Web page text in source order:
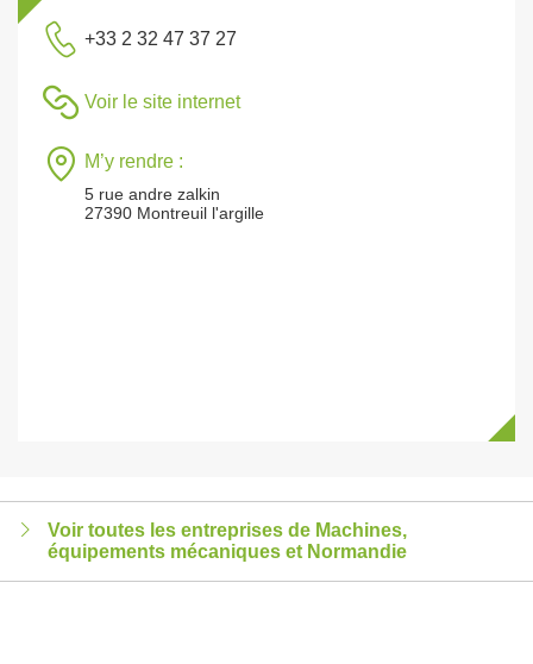
+33 2 32 47 37 27
Voir le site internet
M’y rendre :
5 rue andre zalkin
27390 Montreuil l'argille
Voir toutes les entreprises de Machines,
équipements mécaniques et Normandie